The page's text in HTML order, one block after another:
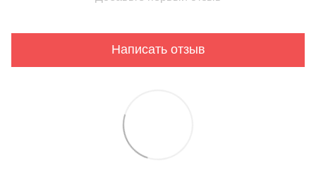
Написать отзыв